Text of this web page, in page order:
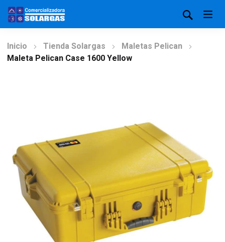
Inicio Tienda Solargas
Maletas Pelican
Maleta Pelican Case 1600 Yellow